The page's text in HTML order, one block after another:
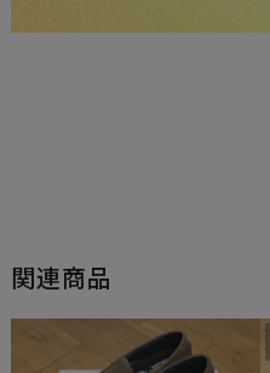
関連商品